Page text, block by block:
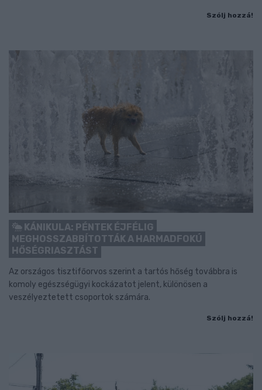
Szólj hozzá!
KÁNIKULA: PÉNTEK ÉJFÉLIG
MEGHOSSZABBÍTOTTÁK A HARMADFOKÚ
HŐSÉGRIASZTÁST
Az országos tisztifőorvos szerint a tartós hőség továbbra is
komoly egészségügyi kockázatot jelent, különösen a
veszélyeztetett csoportok számára.
Szólj hozzá!